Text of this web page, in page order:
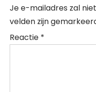
Je e-mailadres zal
velden zijn
Reactie *